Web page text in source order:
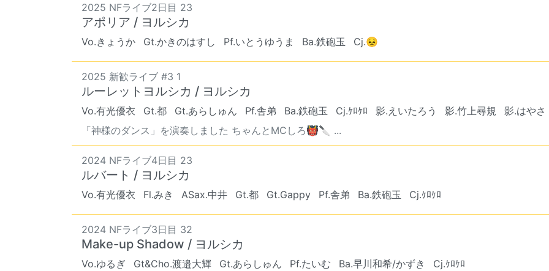
2025 NFライブ2日目 23
アポリア / ヨルシカ
Vo.きょうか Gt.かきのはすし Pf.いとうゆうま Ba.鉄砲玉 Cj.😣
2025 新歓ライブ #3 1
ルーレットヨルシカ / ヨルシカ
Vo.有光優衣 Gt.都 Gt.あらしゅん Pf.舎弟 Ba.鉄砲玉 Cj.ｹﾛｹﾛ 影.えいたろう 影.竹上尋規
影.はやさ
「神様のダンス」を演奏しました ちゃんとMCしろ👹🔪 ...
2024 NFライブ4日目 23
ルバート / ヨルシカ
Vo.有光優衣 Fl.みき ASax.中井 Gt.都 Gt.Gappy Pf.舎弟 Ba.鉄砲玉 Cj.ｹﾛｹﾛ
2024 NFライブ3日目 32
Make-up Shadow / ヨルシカ
Vo.ゆるぎ Gt&Cho.渡邉大輝 Gt.あらしゅん Pf.たいむ Ba.早川和希/かずき Cj.ｹﾛｹﾛ